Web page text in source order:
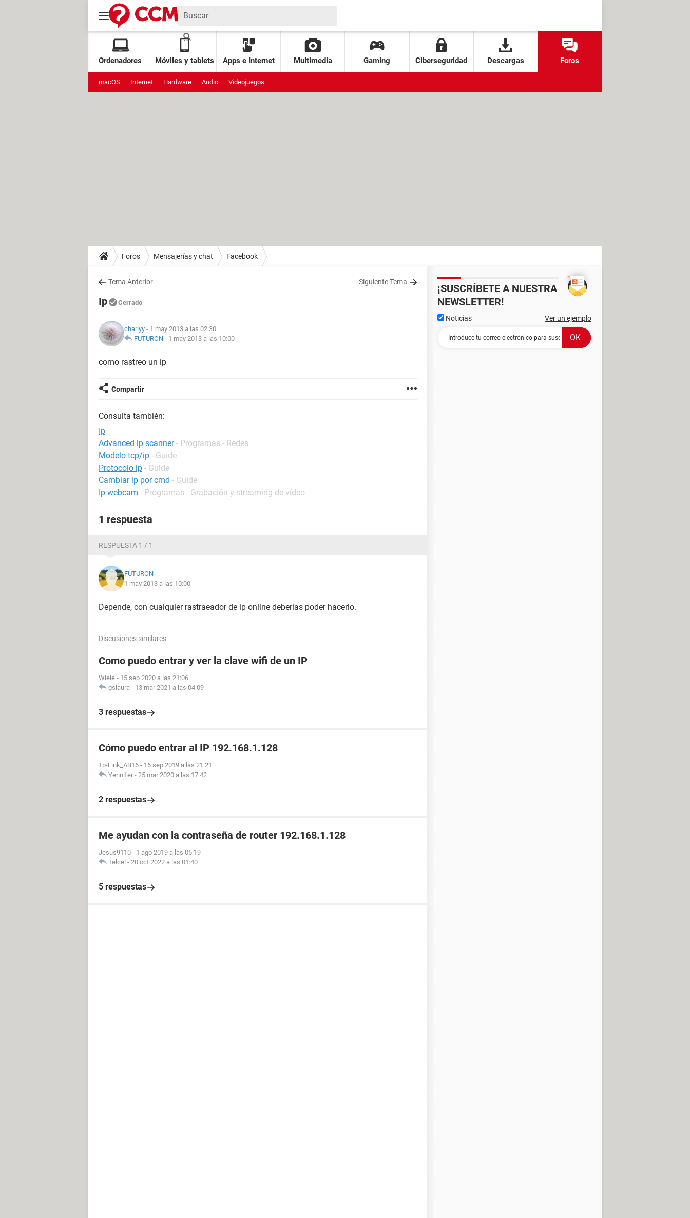
Ordenadores Móviles y tablets Apps e Internet Multimedia Gaming Ciberseguridad Descargas Foros
macOS Internet Hardware Audio Videojuegos
Foros Mensajerías y chat Facebook
Tema Anterior Siguiente Tema
Ip Cerrado
charlyy - 1 may 2013 a las 02:30
FUTURON - 1 may 2013 a las 10:00
como rastreo un ip
Compartir
Consulta también:
Ip
Advanced ip scanner - Programas - Redes
Modelo tcp/ip - Guide
Protocolo ip - Guide
Cambiar ip por cmd - Guide
Ip webcam - Programas - Grabación y streaming de vídeo
1 respuesta
RESPUESTA 1 / 1
FUTURON
1 may 2013 a las 10:00
Depende, con cualquier rastraeador de ip online deberias poder hacerlo.
Discusiones similares
Como puedo entrar y ver la clave wifi de un IP
Wieie - 15 sep 2020 a las 21:06
gslaura - 13 mar 2021 a las 04:09
3 respuestas
Cómo puedo entrar al IP 192.168.1.128
Tp-Link_AB16 - 16 sep 2019 a las 21:21
Yennifer - 25 mar 2020 a las 17:42
2 respuestas
Me ayudan con la contraseña de router 192.168.1.128
Jesus9110 - 1 ago 2019 a las 05:19
Telcel - 20 oct 2022 a las 01:40
5 respuestas
¡SUSCRÍBETE A NUESTRA
NEWSLETTER!
Noticias Ver un ejemplo